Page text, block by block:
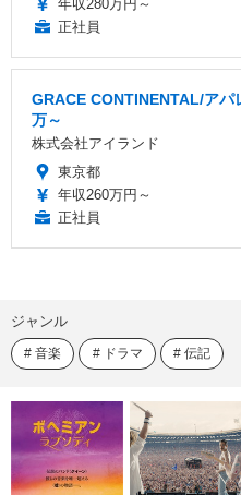
年収280万円～
正社員
GRACE CONTINENTAL/ア
万～
株式会社アイランド
東京都
年収260万円～
正社員
ジャンル
音楽 ドラマ 伝記